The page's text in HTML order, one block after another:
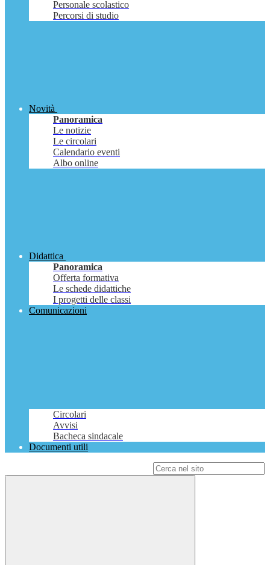
Personale scolastico
Percorsi di studio
Novità
Panoramica
Le notizie
Le circolari
Calendario eventi
Albo online
Didattica
Panoramica
Offerta formativa
Le schede didattiche
I progetti delle classi
Comunicazioni
Circolari
Avvisi
Bacheca sindacale
Documenti utili